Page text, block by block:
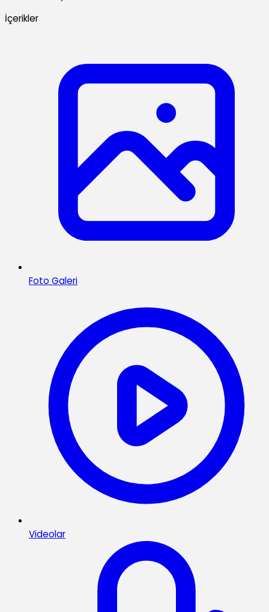
İçerikler
Foto Galeri
Videolar